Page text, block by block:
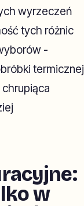
wyrzeczeń
tych różnic
-
termicznej
w